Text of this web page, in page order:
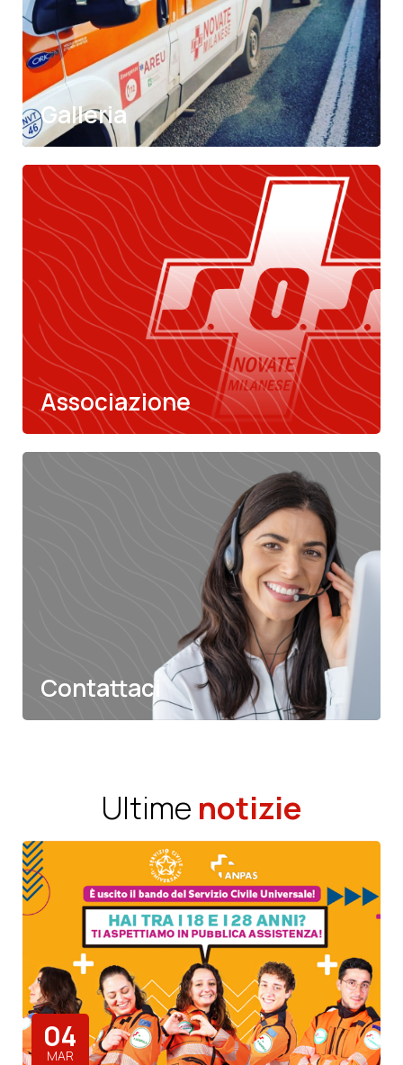
SOStienici
Scopri di più
Notizie
Scopri di più
Galleria
Associazione
Associazione
Scopri di più
Contattaci
Ultime notizie
04
MAR